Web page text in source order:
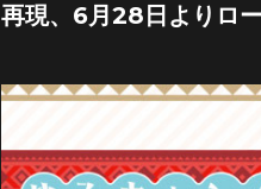
再現、6月28日よりロ